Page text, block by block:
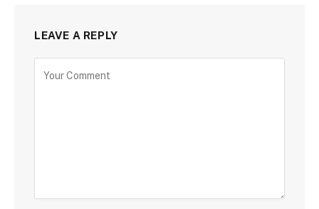
LEAVE A REPLY